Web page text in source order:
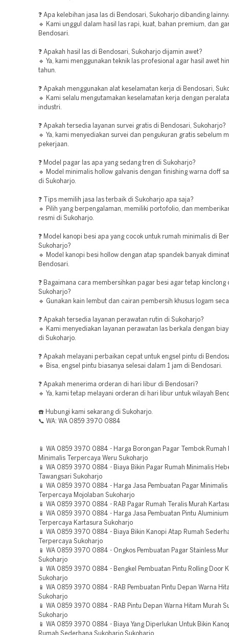
❓ Apa kelebihan jasa las di Bendosari, Sukoharjo dibanding
🔹 Kami unggul dalam hasil las rapi, kuat, bahan premium, dan
Bendosari.
❓ Apakah hasil las di Bendosari, Sukoharjo dijamin awet?
🔹 Ya, kami menggunakan teknik las profesional agar hasil awet
tahun.
❓ Apakah menggunakan alat keselamatan kerja di Bendosari,
🔹 Kami selalu mengutamakan keselamatan kerja dengan
industri.
❓ Apakah tersedia layanan survei gratis di Bendosari, Sukoharjo?
🔹 Ya, kami menyediakan survei dan pengukuran gratis sebelum
pekerjaan.
❓ Model pagar las apa yang sedang tren di Sukoharjo?
🔹 Model minimalis hollow galvanis dengan finishing warna doff
di Sukoharjo.
❓ Tips memilih jasa las terbaik di Sukoharjo apa saja?
🔹 Pilih yang berpengalaman, memiliki portofolio, dan
resmi di Sukoharjo.
❓ Model kanopi besi apa yang cocok untuk rumah minimalis di
Sukoharjo?
🔹 Model kanopi besi hollow dengan atap spandek banyak
Bendosari.
❓ Bagaimana cara membersihkan pagar besi agar tetap kinclong
Sukoharjo?
🔹 Gunakan kain lembut dan cairan pembersih khusus logam
❓ Apakah tersedia layanan perawatan rutin di Sukoharjo?
🔹 Kami menyediakan layanan perawatan las berkala dengan
di Sukoharjo.
❓ Apakah melayani perbaikan cepat untuk engsel pintu di
🔹 Bisa, engsel pintu biasanya selesai dalam 1 jam di Bendosari.
❓ Apakah menerima orderan di hari libur di Bendosari?
🔹 Ya, kami tetap melayani orderan di hari libur untuk wilayah
☎️ Hubungi kami sekarang di Sukoharjo.
📞 WA: WA 0859 3970 0884
📱 WA 0859 3970 0884 - Harga Borongan Pagar Tembok Rumah
Minimalis Terpercaya Weru Sukoharjo
📱 WA 0859 3970 0884 - Biaya Bikin Pagar Rumah Minimalis
Tawangsari Sukoharjo
📱 WA 0859 3970 0884 - Harga Jasa Pembuatan Pagar Minimalis
Terpercaya Mojolaban Sukoharjo
📱 WA 0859 3970 0884 - RAB Pagar Rumah Teralis Murah
📱 WA 0859 3970 0884 - Harga Jasa Pembuatan Pintu
Terpercaya Kartasura Sukoharjo
📱 WA 0859 3970 0884 - Biaya Bikin Kanopi Atap Rumah
Terpercaya Sukoharjo
📱 WA 0859 3970 0884 - Ongkos Pembuatan Pagar Stainless
Sukoharjo
📱 WA 0859 3970 0884 - Bengkel Pembuatan Pintu Rolling Door
Sukoharjo
📱 WA 0859 3970 0884 - RAB Pembuatan Pintu Depan Warna
Sukoharjo
📱 WA 0859 3970 0884 - RAB Pintu Depan Warna Hitam Murah
Sukoharjo
📱 WA 0859 3970 0884 - Biaya Yang Diperlukan Untuk Bikin
Rumah Sederhana Sukoharjo Sukoharjo